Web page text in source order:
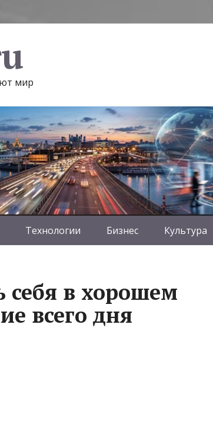
мир
Технологии Бизнес Культура
себя в хорошем
всего дня